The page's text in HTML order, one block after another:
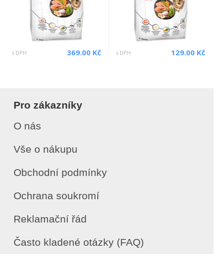
s DPH 369.00 Kč s DPH 129.00 Kč
Pro zákazníky
O nás
Vše o nákupu
Obchodní podmínky
Ochrana soukromí
Reklamační řád
Často kladené otázky (FAQ)